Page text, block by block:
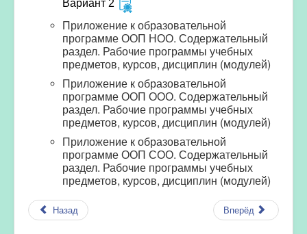
Вариант 2
Приложение к образовательной
программе ООП НОО. Содержательный
раздел. Рабочие программы учебных
предметов, курсов, дисциплин (модулей)
Приложение к образовательной
программе ООП ООО. Содержательный
раздел. Рабочие программы учебных
предметов, курсов, дисциплин (модулей)
Приложение к образовательной
программе ООП СОО. Содержательный
раздел. Рабочие программы учебных
предметов, курсов, дисциплин (модулей)
Назад Вперёд